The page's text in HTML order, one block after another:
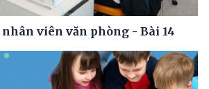
viên văn phòng - Bài 14